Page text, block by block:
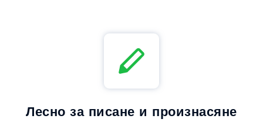
Лесно за писане и произнасяне